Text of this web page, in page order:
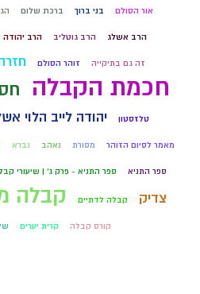
אור הסולם בני ברוך ברכת שלום
הרב אשלג הרב גוטליב הרב
זה גם בתיקייה זוהר הסולם
חכמת הקבלה
טלזסטון יהודה לייב הלוי
מאמר לסיום הזוהר מסורת נאהב נברא
ספר התניא ספר התניא - פרק ג' | שיעורי
צדיק קבלה לדתיים קבלה
קורס קבלה קרית יערים